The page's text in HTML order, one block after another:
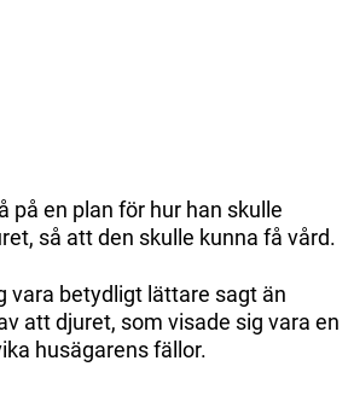
på en plan för hur han skulle
så att den skulle kunna få vård.
vara betydligt lättare sagt än
att djuret, som visade sig vara en
husägarens fällor.